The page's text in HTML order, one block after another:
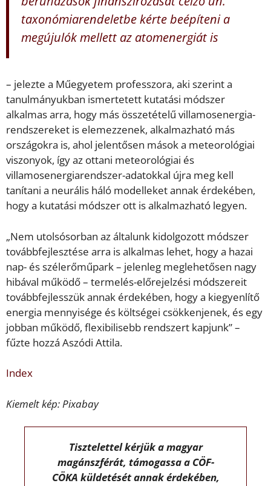
taxonómiarendeletbe kérte beépíteni a
megújulók mellett az atomenergiát is
– jelezte a Műegyetem professzora, aki szerint a
tanulmányukban ismertetett kutatási módszer
alkalmas arra, hogy más összetételű villamosenergia-
rendszereket is elemezzenek, alkalmazható más
országokra is, ahol jelentősen mások a meteorológiai
viszonyok, így az ottani meteorológiai és
villamosenergiarendszer-adatokkal újra meg kell
tanítani a neurális háló modelleket annak érdekében,
hogy a kutatási módszer ott is alkalmazható legyen.
„Nem utolsósorban az általunk kidolgozott módszer
továbbfejlesztése arra is alkalmas lehet, hogy a hazai
nap- és szélerőműpark – jelenleg meglehetősen nagy
hibával működő – termelés-előrejelzési módszereit
továbbfejlesszük annak érdekében, hogy a kiegyenlítő
energia mennyisége és költségei csökkenjenek, és egy
jobban működő, flexibilisebb rendszert kapjunk” –
fűzte hozzá Aszódi Attila.
Index
Kiemelt kép: Pixabay
Tisztelettel kérjük a magyar
magánszférát, támogassa a CÖF-
CÖKA küldetését annak érdekében,